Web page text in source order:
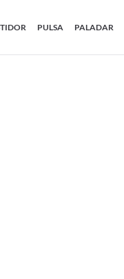
PULSA PALADAR